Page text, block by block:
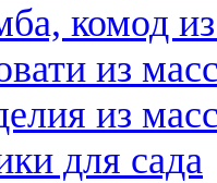
комод
из
из
для сада